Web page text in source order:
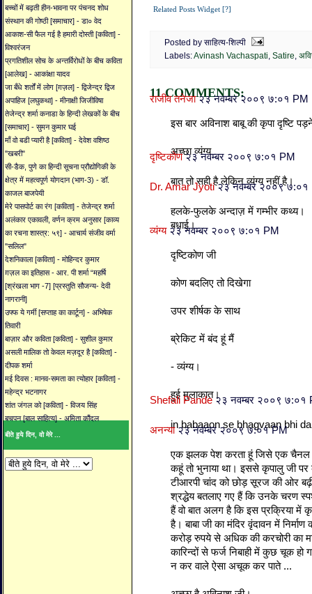
बच्चों में बढ़ती हीन-भावना पर पंचनद शोध
संस्थान की गोष्ठी [समाचार] - डा० वेद
आकाश-सी फैल गई है हमारी दोस्ती [कविता] -
विश्वरंजन
प्रगतिशील सोच के अन्तर्विरोधों के बीच कविता
[आलेख] - आकांक्षा यादव
जा बँधे शर्तों में लोग [ग़ज़ल] - द्विजेन्द्र द्विज
अपाहिज [लघुकथा] - मीनाक्षी जिजीविषा
तेजेन्द्र शर्मा कनाडा के हिन्दी लेखकों के बीच
[समाचार] - सुमन कुमार घई
माँ वो बडी प्यारी है [कविता] - देवेश वशिष्ठ
"खबरी"
सी-डैक, पुणे का हिन्दी सूचना प्रौद्योगिकी के
क्षेत्र में महत्वपूर्ण योगदान (भाग-3) - डॉ.
काजल बाजपेयी
मेरे पासपोर्ट का रंग [कविता] - तेजेन्द्र शर्मा
अलंकार एकावली, वर्णन क्रम अनुसार [काव्य
का रचना शास्त्र: ५९] - आचार्य संजीव वर्मा
"सलिल"
देशनिकाला [कविता] - मोहिन्दर कुमार
ग़ज़ल का इतिहास - आर. पी शर्मा “महर्षि
[श्रंखला भाग -7] [प्रस्तुति सौजन्य- देवी
नागरानी]
उफ्फ ये गर्मी [सप्ताह का कार्टून] - अभिषेक
तिवारी
बाज़ार और कविता [कविता] - सुशील कुमार
असली मालिक तो केवल मज़दूर है [कविता] -
दीपक शर्मा
मई दिवस : मानव-समता का त्योहार [कविता] -
महेन्द्र भटनागर
शांत जंगल को [कविता] - विजय सिंह
बचपन [बाल साहित्य] - अमिता कौंदल
बीते हुये दिन, वो मेरे ...
Related Posts Widget [?]
Posted by साहित्य-शिल्पी
Labels:Avinash Vachaspati, Satire,
11 COMMENTS:
राजीव तनेजा २३ नवम्बर २००९ ७:०१ PM
इस बार अविनाश बाबू की कृपा दृष्टि
अच्छा व्यंग्य
दृष्टिकोण २३ नवम्बर २००९ ७:०१ PM
बात तो सही है लेकिन व्यंग्य नहीं है।
Dr. Amar Jyoti २३ नवम्बर २००९ ७:०१
हलके-फुलके अन्दाज़ में गम्भीर कथ्य।
बधाई।
व्‍यंग्‍य २३ नवम्बर २००९ ७:०१ PM
दृष्टिकोण जी
कोण बदलिए तो दिखेगा
उपर शीर्षक के साथ
ब्रेकिट में बंद हूं मैं
- व्‍यंग्‍य।
हुई मुलाकात।
Shefali Pande २३ नवम्बर २००९ ७:०१
in babaaon se bhagvaan bhi
अनन्या २३ नवम्बर २००९ ७:०१ PM
एक झलक पेश करता हूं जिसे एक चैनल
कहूं तो भुनाया था। इससे कृपालु जी
टीआरपी चांद को छोड़ सूरज की ओर
श्रद्धेय बतलाए गए हैं कि उनके चरण
हैं वो बात अलग है कि इस प्रक्रिया में
है। बाबा जी का मंदिर वृंदावन में
करोड़ रुपये से अधिक की करचोरी का
कारिन्‍दों से फर्ज निबाही में कुछ चूक हो
न कर वाले ऐसा अचूक कर पाते ...